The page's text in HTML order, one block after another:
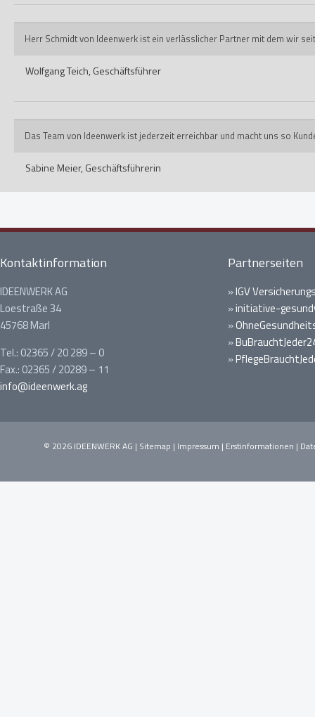
Herr Schmidt von Ideenwerk ist ein verlässlicher Partner mit dem wir
Wolfgang Teich, Geschäftsführer
Das Team von Ideenwerk ist jederzeit erreichbar und macht uns so
Sabine Meier, Geschäftsführerin
Kontaktinformation
IDEENWERK AG
Loestraße 34
45768 Marl
Tel.: 02365 / 20 289 – 0
Fax.: 02365 / 20289 – 11
info@ideenwerk.ag
Partnerseiten
»IGV
»initiative-
»
»
»
© 2026 IDEENWERK AG | Sitemap | Impressum | Erstinformationen |